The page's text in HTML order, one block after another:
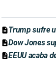
Trump sufre
Dow Jones
EEUU acaba